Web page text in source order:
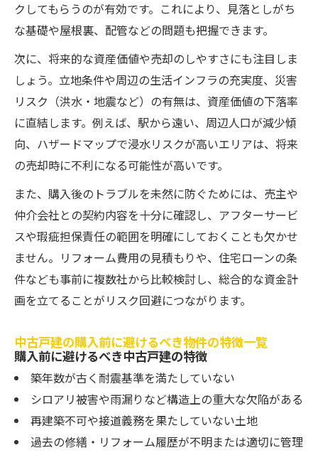
クしてもらうのが有効です。これにより、見落としがち
な基礎や屋根裏、配管などの問題も把握できます。
次に、将来的な資産価値や売却のしやすさにも注目しま
しょう。立地条件や周辺の生活インフラの充実度、災害
リスク（洪水・地震など）の有無は、資産価値の下落率
に直結します。例えば、駅から遠い、周辺人口が減少傾
向、ハザードマップで浸水リスクが高いエリアは、将来
の売却時に不利になる可能性が高いです。
また、購入後のトラブルを未然に防ぐためには、売主や
仲介会社との契約内容を十分に確認し、アフターサービ
スや瑕疵担保責任の範囲を明確にしておくことも欠かせ
ません。リフォーム費用の見積もりや、住宅ローンの条
件なども事前に複数社から比較検討し、総合的な資金計
画を立てることがリスク回避につながります。
中古戸建の購入前に避けるべき物件の特徴一覧
購入前に避けるべき中古戸建の特徴
築年数が古く耐震基準を満たしていない
シロアリ被害や雨漏りなど構造上の重大な欠陥がある
再建築不可や接道義務を果たしていない土地
過去の修繕・リフォーム履歴が不明または適切に管理